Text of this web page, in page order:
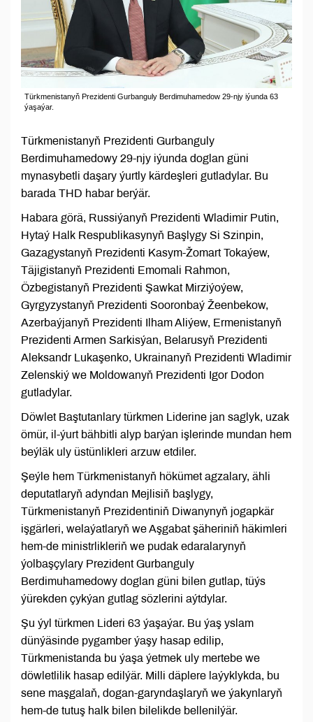
Türkmenistanyň Prezidenti Gurbanguly Berdimuhamedow 29-njy iýunda 63
ýaşaýar.
Türkmenistanyň Prezidenti Gurbanguly
Berdimuhamedowy 29-njy iýunda doglan güni
mynasybetli daşary ýurtly kärdeşleri gutladylar. Bu
barada THD habar berýär.
Habara görä, Russiýanyň Prezidenti Wladimir Putin,
Hytaý Halk Respublikasynyň Başlygy Si Szinpin,
Gazagystanyň Prezidenti Kasym-Žomart Tokaýew,
Täjigistanyň Prezidenti Emomali Rahmon,
Özbegistanyň Prezidenti Şawkat Mirziýoýew,
Gyrgyzystanyň Prezidenti Sooronbaý Žeenbekow,
Azerbaýjanyň Prezidenti Ilham Aliýew, Ermenistanyň
Prezidenti Armen Sarkisýan, Belarusyň Prezidenti
Aleksandr Lukaşenko, Ukrainanyň Prezidenti Wladimir
Zelenskiý we Moldowanyň Prezidenti Igor Dodon
gutladylar.
Döwlet Baştutanlary türkmen Liderine jan saglyk, uzak
ömür, il-ýurt bähbitli alyp barýan işlerinde mundan hem
beýläk uly üstünlikleri arzuw etdiler.
Şeýle hem Türkmenistanyň hökümet agzalary, ähli
deputatlaryň adyndan Mejlisiň başlygy,
Türkmenistanyň Prezidentiniň Diwanynyň jogapkär
işgärleri, welaýatlaryň we Aşgabat şäheriniň häkimleri
hem-de ministrlikleriň we pudak edaralarynyň
ýolbaşçylary Prezident Gurbanguly
Berdimuhamedowy doglan güni bilen gutlap, tüýs
ýürekden çykýan gutlag sözlerini aýtdylar.
Şu ýyl türkmen Lideri 63 ýaşaýar. Bu ýaş yslam
dünýäsinde pygamber ýaşy hasap edilip,
Türkmenistanda bu ýaşa ýetmek uly mertebe we
döwletlilik hasap edilýär. Milli däplere laýyklykda, bu
sene maşgalaň, dogan-garyndaşlaryň we ýakynlaryň
hem-de tutuş halk bilen bilelikde bellenilýär.